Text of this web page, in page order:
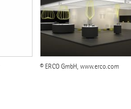
© ERCO GmbH, www.erco.com